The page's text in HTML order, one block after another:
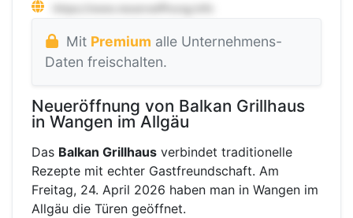
Mit Premium alle Unternehmens-
Daten freischalten.
Neueröffnung von Balkan Grillhaus
in Wangen im Allgäu
Das Balkan Grillhaus verbindet traditionelle
Rezepte mit echter Gastfreundschaft. Am
Freitag, 24. April 2026 haben man in Wangen im
Allgäu die Türen geöffnet.